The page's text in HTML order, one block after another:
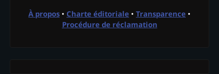
À propos • Charte éditoriale • Transparence •
Procédure de réclamation